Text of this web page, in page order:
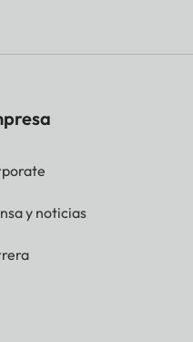
y noticias